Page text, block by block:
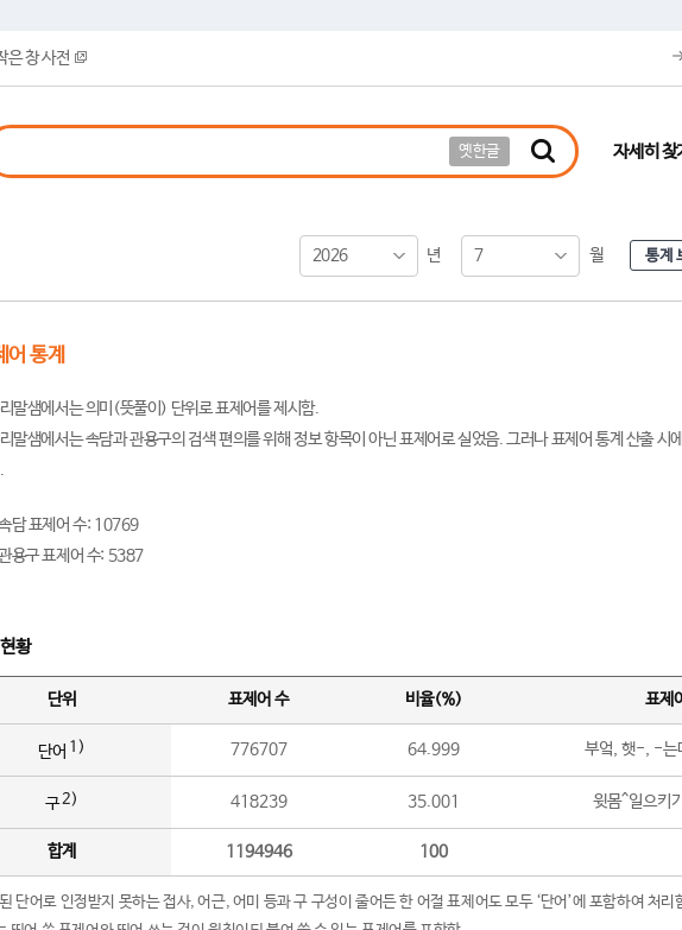
은 창 사전
옛한글 자세히 찾
2026 년 7 월 통계
어 통계
말샘에서는 의미(뜻풀이) 단위로 표제어를 제시함.
말샘에서는 속담과 관용구의 검색 편의를 위해 정보 항목이 아닌 표제어로 실었음. 그러나 표제어 통계 산출 시
담 표제어 수: 10769
용구 표제어 수: 5387
황
단위 표제어 수 비율(%) 표제
단어 1) 776707 64.999 부엌, 햇-, -는
구2) 418239 35.001 윗몸^일으키
합계 1194946 100
단어로 인정받지 못하는 접사, 어근, 어미 등과 구 구성이 줄어든 한 어절 표제어도 모두 ‘단어’에 포함하여 처리